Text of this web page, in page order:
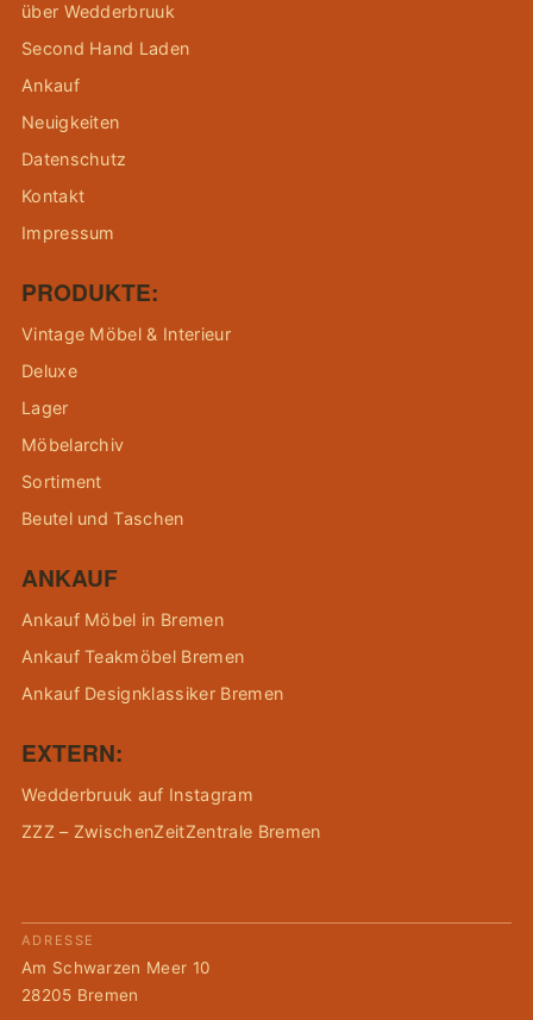
über Wedderbruuk
Second Hand Laden
Ankauf
Neuigkeiten
Datenschutz
Kontakt
Impressum
PRODUKTE:
Vintage Möbel & Interieur
Deluxe
Lager
Möbelarchiv
Sortiment
Beutel und Taschen
ANKAUF
Ankauf Möbel in Bremen
Ankauf Teakmöbel Bremen
Ankauf Designklassiker Bremen
EXTERN:
Wedderbruuk auf Instagram
ZZZ – ZwischenZeitZentrale Bremen
ADRESSE
Am Schwarzen Meer 10
28205 Bremen